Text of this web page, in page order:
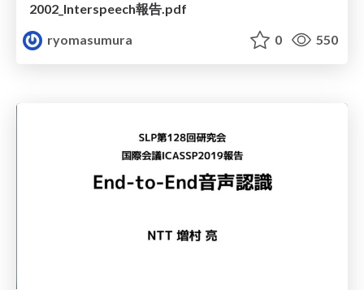
2002_Interspeech報告.pdf
ryomasumura
0 550